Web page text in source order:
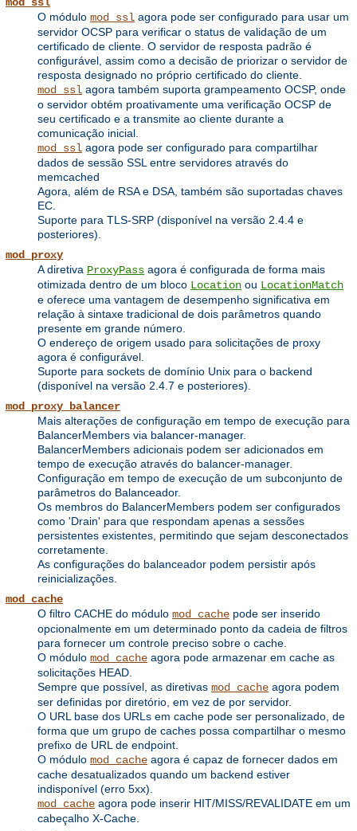
O módulo mod_ssl agora pode ser configurado para usar um
servidor OCSP para verificar o status de validação de um
certificado de cliente. O servidor de resposta padrão é
configurável, assim como a decisão de priorizar o servidor de
resposta designado no próprio certificado do cliente.
mod_ssl agora também suporta grampeamento OCSP, onde
o servidor obtém proativamente uma verificação OCSP de
seu certificado e a transmite ao cliente durante a
comunicação inicial.
mod_ssl agora pode ser configurado para compartilhar
dados de sessão SSL entre servidores através do
memcached
Agora, além de RSA e DSA, também são suportadas chaves
EC.
Suporte para TLS-SRP (disponível na versão 2.4.4 e
posteriores).
mod_proxy
A diretiva ProxyPass agora é configurada de forma mais
otimizada dentro de um bloco Location ou LocationMatch
e oferece uma vantagem de desempenho significativa em
relação à sintaxe tradicional de dois parâmetros quando
presente em grande número.
O endereço de origem usado para solicitações de proxy
agora é configurável.
Suporte para sockets de domínio Unix para o backend
(disponível na versão 2.4.7 e posteriores).
mod_proxy_balancer
Mais alterações de configuração em tempo de execução para
BalancerMembers via balancer-manager.
BalancerMembers adicionais podem ser adicionados em
tempo de execução através do balancer-manager.
Configuração em tempo de execução de um subconjunto de
parâmetros do Balanceador.
Os membros do BalancerMembers podem ser configurados
como 'Drain' para que respondam apenas a sessões
persistentes existentes, permitindo que sejam desconectados
corretamente.
As configurações do balanceador podem persistir após
reinicializações.
mod_cache
O filtro CACHE do módulo mod_cache pode ser inserido
opcionalmente em um determinado ponto da cadeia de filtros
para fornecer um controle preciso sobre o cache.
O módulo mod_cache agora pode armazenar em cache as
solicitações HEAD.
Sempre que possível, as diretivas mod_cache agora podem
ser definidas por diretório, em vez de por servidor.
O URL base dos URLs em cache pode ser personalizado, de
forma que um grupo de caches possa compartilhar o mesmo
prefixo de URL de endpoint.
O módulo mod_cache agora é capaz de fornecer dados em
cache desatualizados quando um backend estiver
indisponível (erro 5xx).
mod_cache agora pode inserir HIT/MISS/REVALIDATE em um
cabeçalho X-Cache.